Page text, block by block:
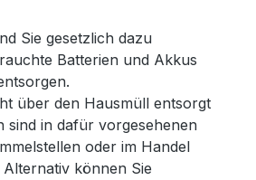
Sie gesetzlich dazu
Batterien und Akkus
über den Hausmüll entsorgt
sind in dafür vorgesehenen
oder im Handel
können Sie